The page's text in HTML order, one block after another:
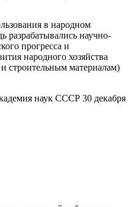
в народном
разрабатывались научно-
прогресса и
народного хозяйства
строительным материалам)
наук СССР 30 декабря